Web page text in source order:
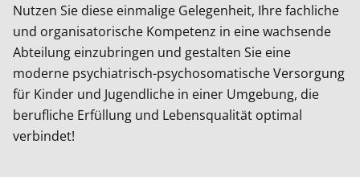
Nutzen Sie diese einmalige Gelegenheit, Ihre fachliche
und organisatorische Kompetenz in eine wachsende
Abteilung einzubringen und gestalten Sie eine
moderne psychiatrisch-psychosomatische Versorgung
für Kinder und Jugendliche in einer Umgebung, die
berufliche Erfüllung und Lebensqualität optimal
verbindet!